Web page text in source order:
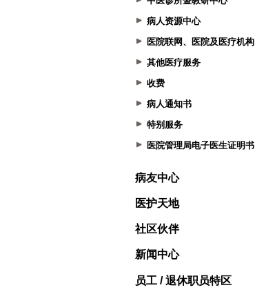
病人资源中心
医院联网、医院及医疗机构
其他医疗服务
收费
病人通知书
特别服务
医院管理局电子医生证明书
病友中心
医护天地
社区伙伴
新闻中心
员工 / 退休职员特区